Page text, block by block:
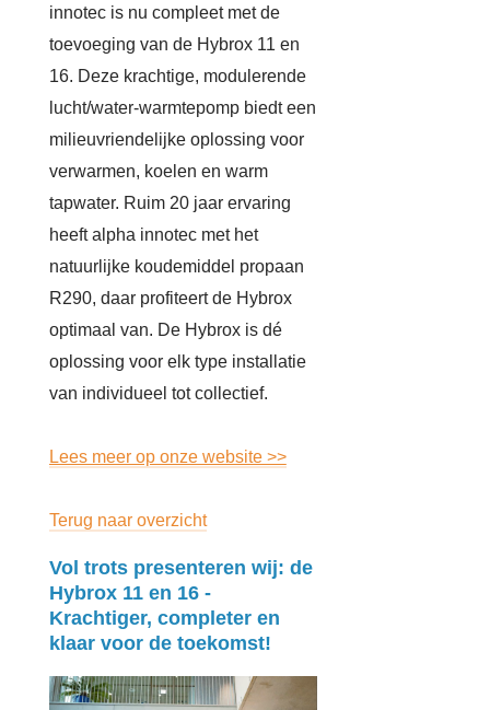
innotec is nu compleet met de
toevoeging van de Hybrox 11 en
16. Deze krachtige, modulerende
lucht/water-warmtepomp biedt een
milieuvriendelijke oplossing voor
verwarmen, koelen en warm
tapwater. Ruim 20 jaar ervaring
heeft alpha innotec met het
natuurlijke koudemiddel propaan
R290, daar profiteert de Hybrox
optimaal van. De Hybrox is dé
oplossing voor elk type installatie
van individueel tot collectief.
Lees meer op onze website >>
Terug naar overzicht
Vol trots presenteren wij: de
Hybrox 11 en 16 -
Krachtiger, completer en
klaar voor de toekomst!